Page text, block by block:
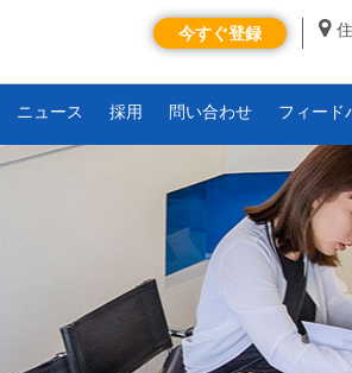
今すぐ登録
ニュース 採用 問い合わせ フィード